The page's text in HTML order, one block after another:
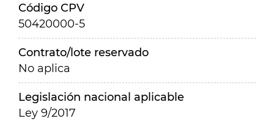
Código CPV
50420000-5
Contrato/lote reservado
No aplica
Legislación nacional aplicable
Ley 9/2017